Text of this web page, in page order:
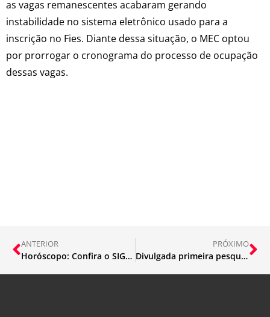
as vagas remanescentes acabaram gerando
instabilidade no sistema eletrônico usado para a
inscrição no Fies. Diante dessa situação, o MEC optou
por prorrogar o cronograma do processo de ocupação
dessas vagas.
ANTERIOR
Horóscopo: Confira o SIGNO hoje 26/10
PRÓXIMO
Divulgada primeira pesquisa Vox Populi nas Eleições 2020